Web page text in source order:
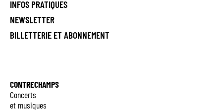
INFOS PRATIQUES
NEWSLETTER
BILLETTERIE ET ABONNEMENT
CONTRECHAMPS
Concerts
et musiques